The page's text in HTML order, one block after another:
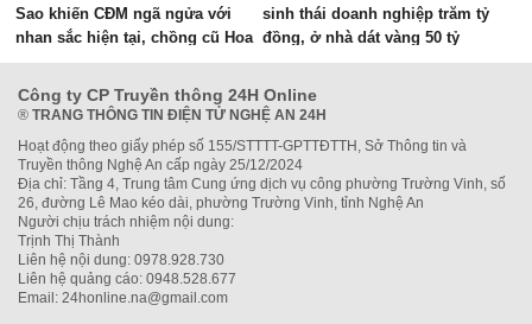
Sao khiến CĐM ngã ngửa với
nhan sắc hiện tại, chồng cũ Hoa
Cương bị réo tên
sinh thái doanh nghiệp trăm tỷ
đồng, ở nhà dát vàng 50 tỷ
Công ty CP Truyền thông 24H Online
® TRANG THÔNG TIN ĐIỆN TỬ NGHỆ AN 24H
Hoạt động theo giấy phép số 155/STTTT-GPTTĐTTH, Sở Thông tin và
Truyền thông Nghệ An cấp ngày 25/12/2024
Địa chỉ: Tầng 4, Trung tâm Cung ứng dịch vụ công phường Trường Vinh, số
26, đường Lê Mao kéo dài, phường Trường Vinh, tỉnh Nghệ An
Người chịu trách nhiệm nội dung:
Trịnh Thị Thành
Liên hệ nội dung: 0978.928.730
Liên hệ quảng cáo: 0948.528.677
Email: 24honline.na@gmail.com